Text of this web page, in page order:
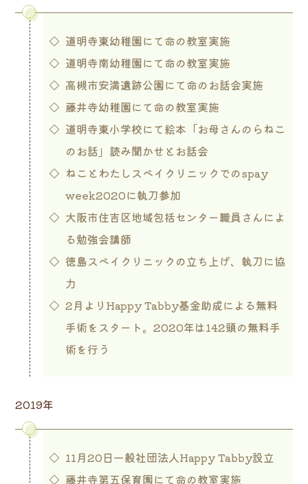
道明寺東幼稚園にて命の教室実施
道明寺南幼稚園にて命の教室実施
高槻市安満遺跡公園にて命のお話会実施
藤井寺幼稚園にて命の教室実施
道明寺東小学校にて絵本「お母さんのらねこ
のお話」読み聞かせとお話会
ねことわたしスペイクリニックでのspay
week2020に執刀参加
大阪市住吉区地域包括センター職員さんによ
る勉強会講師
徳島スペイクリニックの立ち上げ、執刀に協
力
2月よりHappy Tabby基金助成による無料
手術をスタート。2020年は142頭の無料手
術を行う
2019年
11月20日一般社団法人Happy Tabby設立
藤井寺第五保育園にて命の教室実施